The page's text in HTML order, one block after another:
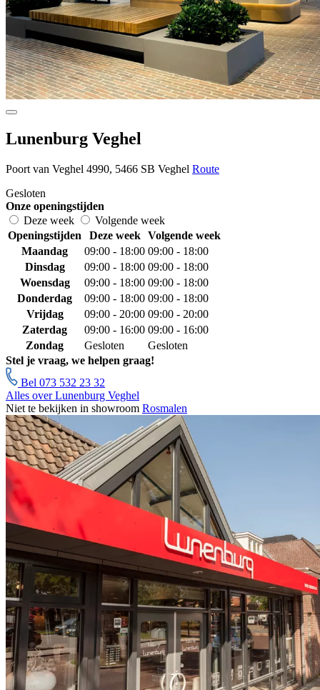
Lunenburg Veghel
Poort van Veghel 4990, 5466 SB Veghel Route
Gesloten
Onze openingstijden
Deze week
Volgende week
Openingstijden
Deze week
Volgende week
Maandag
09:00 - 18:00 09:00 - 18:00
Dinsdag
09:00 - 18:00 09:00 - 18:00
Woensdag
09:00 - 18:00 09:00 - 18:00
Donderdag
09:00 - 18:00 09:00 - 18:00
Vrijdag
09:00 - 20:00 09:00 - 20:00
Zaterdag
09:00 - 16:00 09:00 - 16:00
Zondag
Gesloten
Gesloten
Stel je vraag, we helpen graag!
Bel 073 532 23 32
Alles over Lunenburg Veghel
Niet te bekijken in showroom Rosmalen